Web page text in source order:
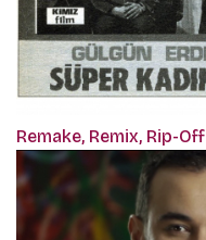
Remake, Remix, Rip-Off